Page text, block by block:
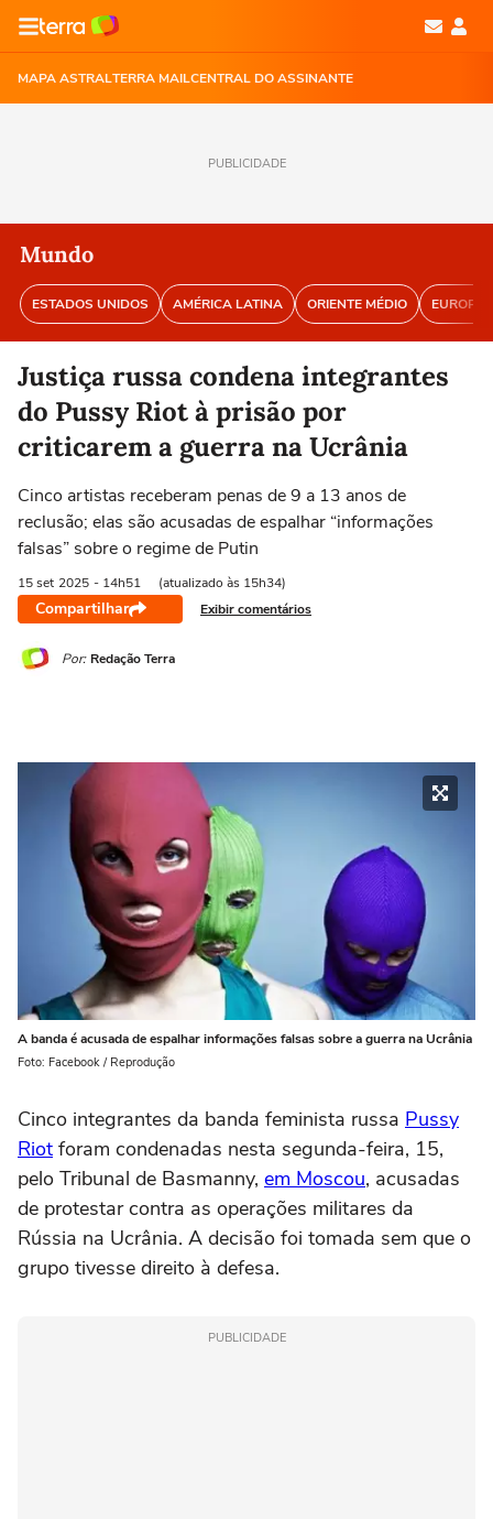
MAPA ASTRALTERRA MAILCENTRAL DO ASSINANTE
PUBLICIDADE
Mundo
ESTADOS UNIDOS AMÉRICA LATINA ORIENTE MÉDIO EUROPA
Justiça russa condena integrantes
do Pussy Riot à prisão por
criticarem a guerra na Ucrânia
Cinco artistas receberam penas de 9 a 13 anos de
reclusão; elas são acusadas de espalhar “informações
falsas” sobre o regime de Putin
15 set 2025 - 14h51 (atualizado às 15h34)
Compartilhar Exibir comentários
Por: Redação Terra
A banda é acusada de espalhar informações falsas sobre a guerra na Ucrânia
Foto: Facebook / Reprodução
Cinco integrantes da banda feminista russa Pussy
Riot foram condenadas nesta segunda-feira, 15,
pelo Tribunal de Basmanny, em Moscou, acusadas
de protestar contra as operações militares da
Rússia na Ucrânia. A decisão foi tomada sem que o
grupo tivesse direito à defesa.
PUBLICIDADE